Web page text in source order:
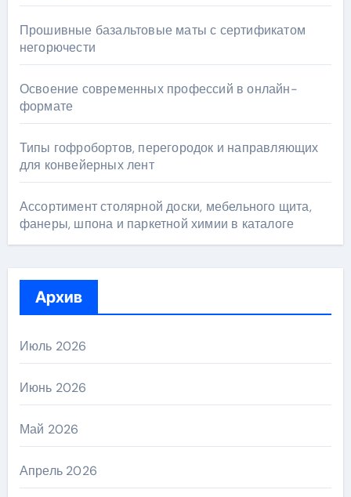
Прошивные базальтовые маты с сертификатом
негорючести
Освоение современных профессий в онлайн-
формате
Типы гофробортов, перегородок и направляющих
для конвейерных лент
Ассортимент столярной доски, мебельного щита,
фанеры, шпона и паркетной химии в каталоге
Архив
Июль 2026
Июнь 2026
Май 2026
Апрель 2026